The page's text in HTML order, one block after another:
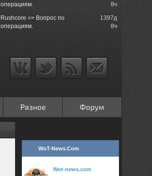
операциям.
8ч
Rushcore => Вопрос по
операциям.
1397д
8ч
Разное Форум
WoT-News.Com
Wot-news.com